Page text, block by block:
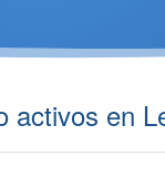
activos en